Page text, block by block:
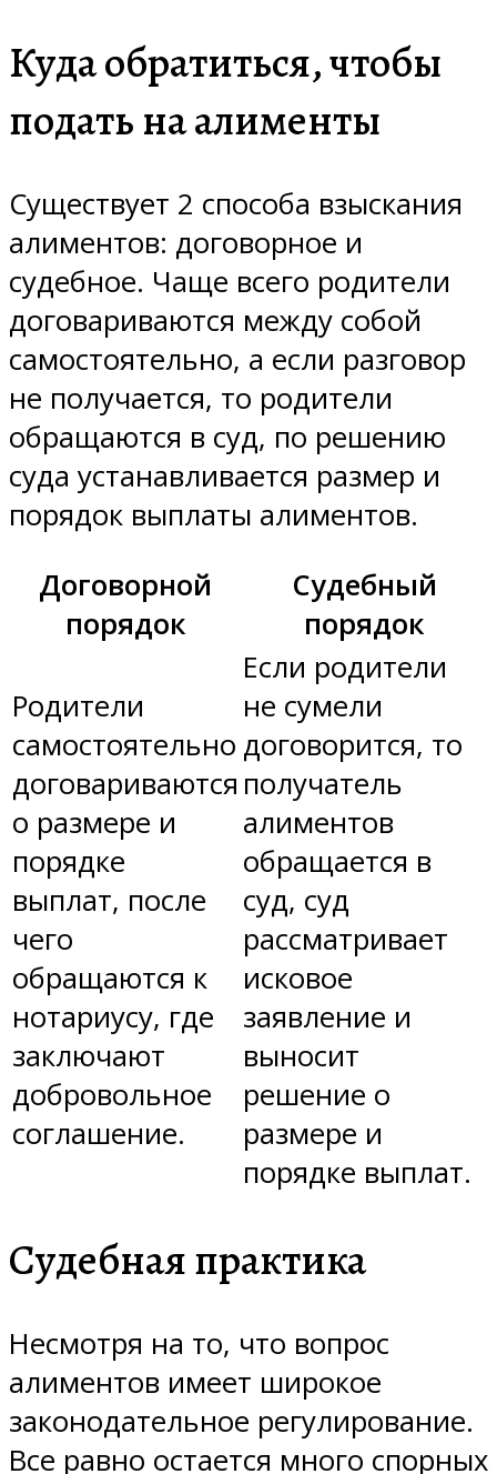
Куда обратиться, чтобы
подать на алименты
Существует 2 способа взыскания
алиментов: договорное и
судебное. Чаще всего родители
договариваются между собой
самостоятельно, а если разговор
не получается, то родители
обращаются в суд, по решению
суда устанавливается размер и
порядок выплаты алиментов.
Договорной
порядок
Судебный
порядок
Родители
самостоятельно
договариваются
о размере и
порядке
выплат, после
чего
обращаются к
нотариусу, где
заключают
добровольное
соглашение.
Если родители
не сумели
договорится, то
получатель
алиментов
обращается в
суд, суд
рассматривает
исковое
заявление и
выносит
решение о
размере и
порядке выплат.
Судебная практика
Несмотря на то, что вопрос
алиментов имеет широкое
законодательное регулирование.
Все равно остается много спорных